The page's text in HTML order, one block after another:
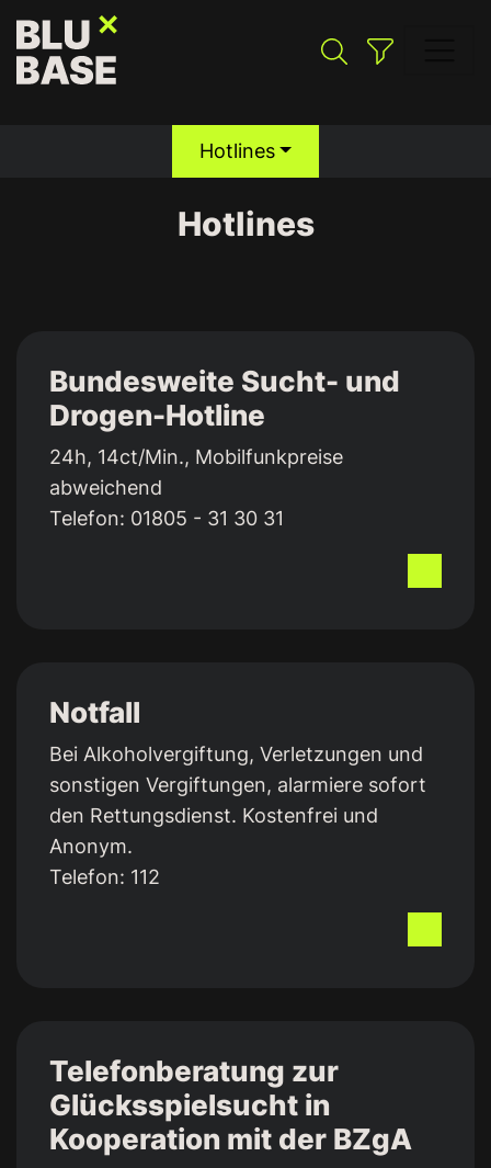
Hotlines
Hotlines
Bundesweite Sucht- und
Drogen-Hotline
24h, 14ct/Min., Mobilfunkpreise
abweichend
Telefon: 01805 - 31 30 31
Notfall
Bei Alkoholvergiftung, Verletzungen und
sonstigen Vergiftungen, alarmiere sofort
den Rettungsdienst. Kostenfrei und
Anonym.
Telefon: 112
Telefonberatung zur
Glücksspielsucht in
Kooperation mit der BZgA